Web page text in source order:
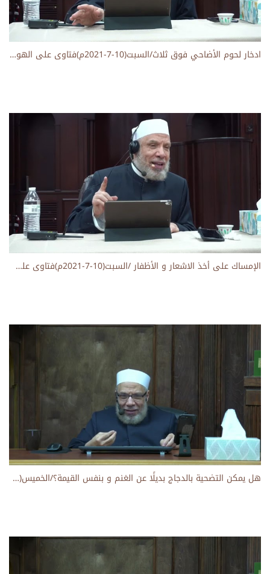
ادخار لحوم الأضاحي فوق ثلاث/السبت(10-7-2021م)فتاوى على الهواء مباشرة
الإمساك على أخذ الاشعار و الأظفار /السبت(10-7-2021م)فتاوى على الهواء مباشرة
هل يمكن التضحية بالدجاج بديلًا عن الغنم و بنفس القيمة؟/الخميس(8-7-2021م)فتاوى على الهواء مباشرة